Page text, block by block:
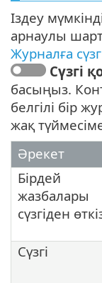
Іздеу
арнаулы
Журналға
Сүзгі
басыңыз.
белгілі бір
жақ
Әрекет
Бірдей
жазбалары
сүзгіден
Сүзгі